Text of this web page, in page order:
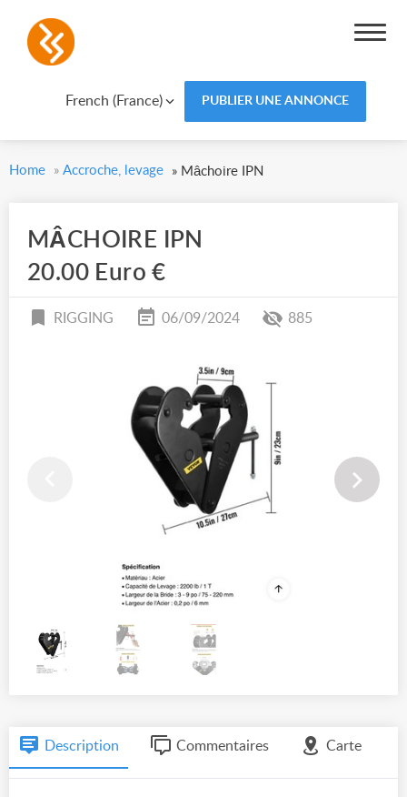
French (France) PUBLIER UNE ANNONCE
Home » Accroche, levage » Mâchoire IPN
MÂCHOIRE IPN
20.00 Euro €
RIGGING 06/09/2024 885
Description Commentaires Carte